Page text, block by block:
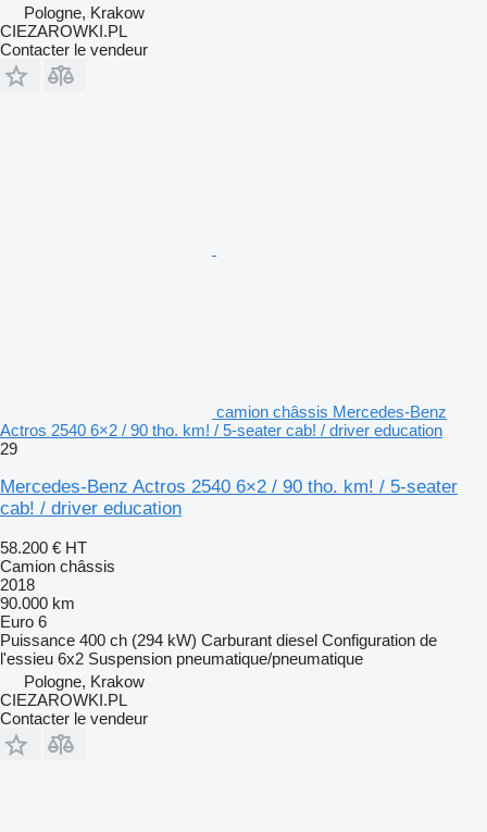
Pologne, Krakow
CIEZAROWKI.PL
Contacter le vendeur
camion châssis Mercedes-Benz
Actros 2540 6×2 / 90 tho. km! / 5-seater cab! / driver education
29
Mercedes-Benz Actros 2540 6×2 / 90 tho. km! / 5-seater
cab! / driver education
58.200 € HT
Camion châssis
2018
90.000 km
Euro 6
Puissance 400 ch (294 kW) Carburant diesel Configuration de
l'essieu 6x2 Suspension pneumatique/pneumatique
Pologne, Krakow
CIEZAROWKI.PL
Contacter le vendeur